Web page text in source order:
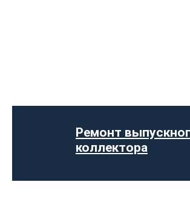
Ремонт
коллектора
Ремонт глушителя
Замена гофры глушителя